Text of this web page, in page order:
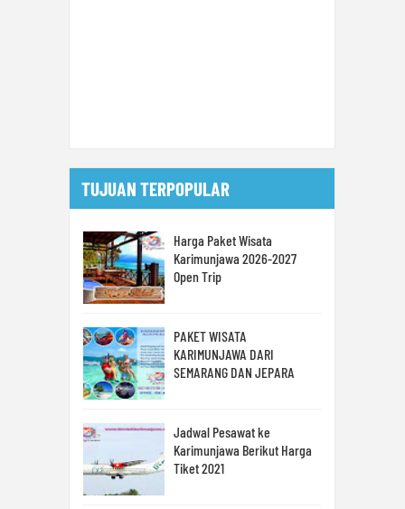
TUJUAN TERPOPULAR
Harga Paket Wisata
Karimunjawa 2026-2027
Open Trip
PAKET WISATA
KARIMUNJAWA DARI
SEMARANG DAN JEPARA
Jadwal Pesawat ke
Karimunjawa Berikut Harga
Tiket 2021